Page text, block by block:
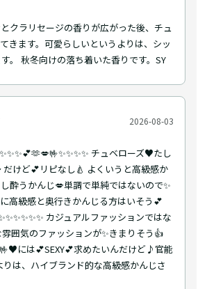
クラリセージの香りが広がった後、チュ
きます。可愛らしいというよりは、シッ
。 秋冬向けの落ち着いた香りです。SY
2026-08-03
チュベローズ♥️たし
だけど💕リピなし🍐 よくいうと高級感か
酔うかんじ💋単調で単純ではないので✨
高級感と奥行きかんじる方はいそう💕
カジュアルファッションではな
囲気のファッションが✨きまりそう👍
には💕SEXY💕求めたいんだけど♪官能
りは、ハイブランド的な高級感かんじさ